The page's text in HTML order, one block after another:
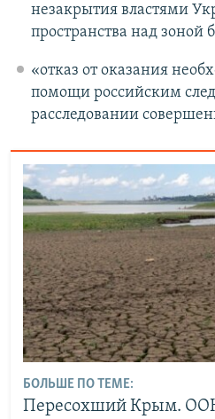
незакрытия властями
пространства над зоной
«отказ от оказания
помощи российским
расследовании
БОЛЬШЕ ПО ТЕМЕ:
Пересохший Крым.